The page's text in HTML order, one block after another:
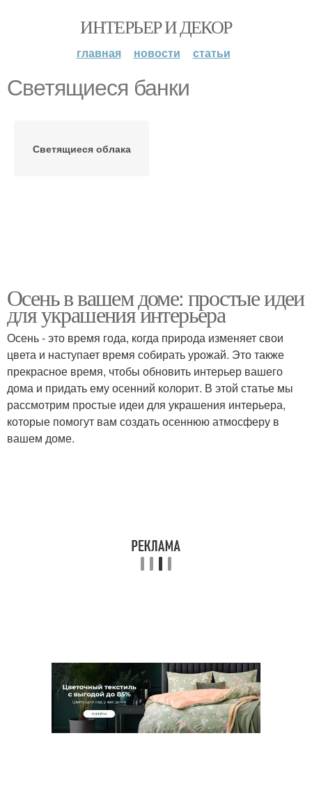
ИНТЕРЬЕР И ДЕКОР
главная новости статьи
Светящиеся банки
Светящиеся облака
Осень в вашем доме: простые идеи
для украшения интерьера
Осень - это время года, когда природа изменяет свои
цвета и наступает время собирать урожай. Это также
прекрасное время, чтобы обновить интерьер вашего
дома и придать ему осенний колорит. В этой статье мы
рассмотрим простые идеи для украшения интерьера,
которые помогут вам создать осеннюю атмосферу в
вашем доме.